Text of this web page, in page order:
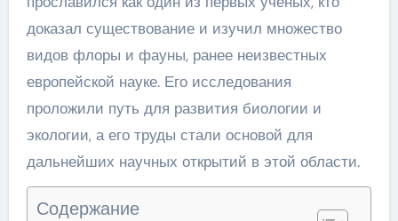
доказал существование и изучил множество
видов флоры и фауны, ранее неизвестных
европейской науке. Его исследования
проложили путь для развития биологии и
экологии, а его труды стали основой для
дальнейших научных открытий в этой области.
Содержание